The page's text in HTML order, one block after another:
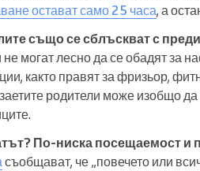
остават само 25 часа, а
също се сблъскват с
не могат лесно да се обадят за
както правят за фризьор,
родители може изобщо
По-ниска посещаемост и
съобщават, че „повечето или